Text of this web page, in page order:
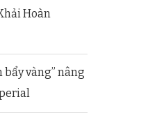
Hoàn
bẩy vàng” nâng